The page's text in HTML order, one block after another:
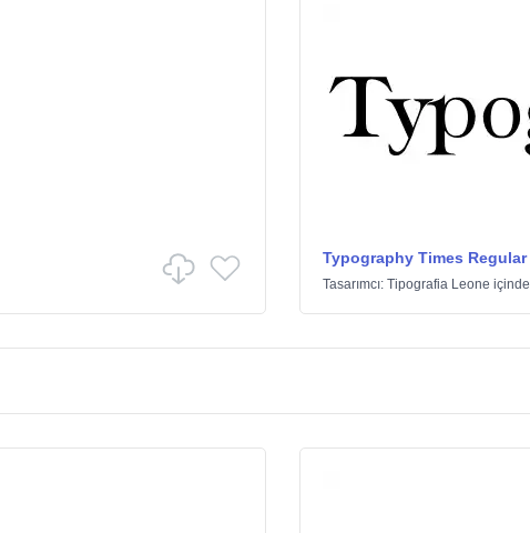
Typography Times Regular
Tasarımcı: Tipografia Leone içinde